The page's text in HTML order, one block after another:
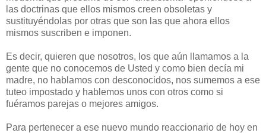
las doctrinas que ellos mismos creen obsoletas y
sustituyéndolas por otras que son las que ahora ellos
mismos suscriben e imponen.
Es decir, quieren que nosotros, los que aún llamamos a la
gente que no conocemos de Usted y como bien decía mi
madre, no hablamos con desconocidos, nos sumemos a ese
tuteo impostado y hablemos unos con otros como si
fuéramos parejas o mejores amigos.
Para pertenecer a ese nuevo mundo reaccionario de hoy en